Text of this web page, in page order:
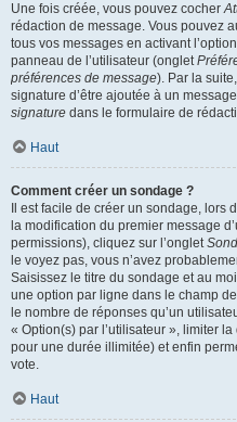
Une fois créée, vous pouvez cocher
rédaction de message. Vous pouvez
tous vos messages en activant
panneau de l’utilisateur (onglet
préférences de message). Par la
signature d’être ajoutée à un
signature dans le formulaire de
Haut
Comment créer un sondage ?
Il est facile de créer un sondage, lors
la modification du premier message
permissions), cliquez sur l’onglet
le voyez pas, vous n’avez
Saisissez le titre du sondage et au
une option par ligne dans le champ
le nombre de réponses qu’un
« Option(s) par l’utilisateur », limiter
pour une durée illimitée) et enfin
vote.
Haut